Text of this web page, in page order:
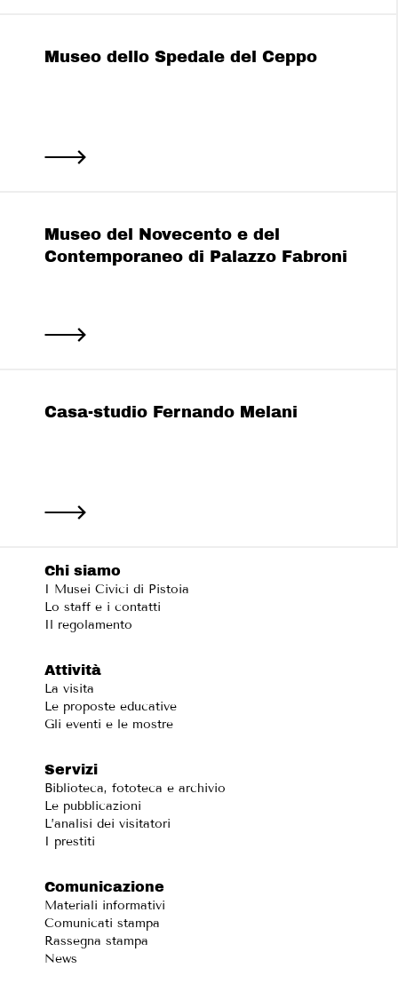
Museo dello Spedale del Ceppo
Museo del Novecento e del
Contemporaneo di Palazzo Fabroni
Casa-studio Fernando Melani
Chi siamo
I Musei Civici di Pistoia
Lo staff e i contatti
Il regolamento
Attività
La visita
Le proposte educative
Gli eventi e le mostre
Servizi
Biblioteca, fototeca e archivio
Le pubblicazioni
L’analisi dei visitatori
I prestiti
Comunicazione
Materiali informativi
Comunicati stampa
Rassegna stampa
News